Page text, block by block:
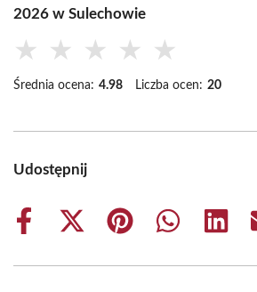
2026 w Sulechowie
★ ★ ★ ★ ★
Średnia ocena: 4.98 Liczba ocen: 20
Udostępnij
Share
Share
(Twitter)
Share
Share
Share